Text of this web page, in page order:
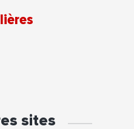
sites